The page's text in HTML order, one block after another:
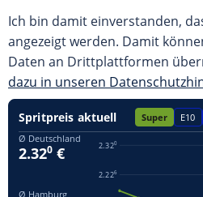
Ich bin damit einverstanden,
angezeigt werden. Damit
Daten an Drittplattformen
dazu in unseren